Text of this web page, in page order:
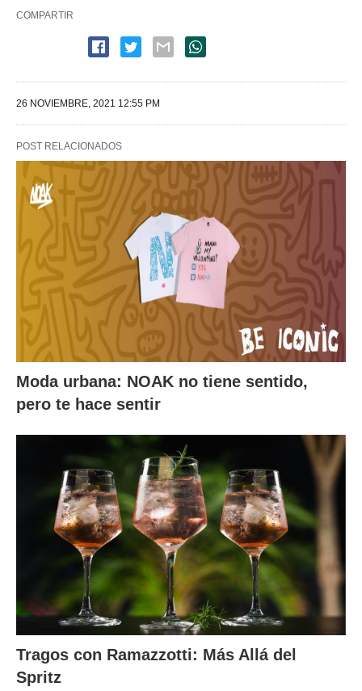
COMPARTIR
26 NOVIEMBRE, 2021 12:55 PM
POST RELACIONADOS
Moda urbana: NOAK no tiene sentido,
pero te hace sentir
Tragos con Ramazzotti: Más Allá del
Spritz